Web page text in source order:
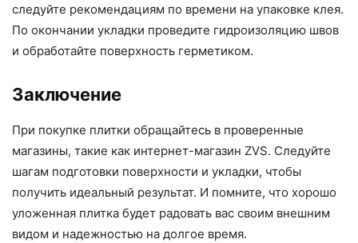
следуйте рекомендациям по времени на упаковке клея.
По окончании укладки проведите гидроизоляцию швов
и обработайте поверхность герметиком.
Заключение
При покупке плитки обращайтесь в проверенные
магазины, такие как интернет-магазин ZVS. Следуйте
шагам подготовки поверхности и укладки, чтобы
получить идеальный результат. И помните, что хорошо
уложенная плитка будет радовать вас своим внешним
видом и надежностью на долгое время.